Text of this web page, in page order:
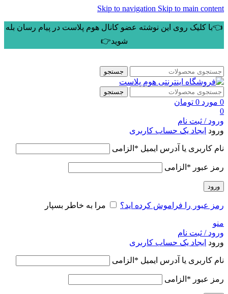
Skip to navigation Skip to main content
👈با کلیک روی این نوشته عضو کانال هوم پلاست در پیام رسان بله
شوید👉
جستجو
جستجو
0 مورد 0 تومان
0
ورود / ثبت نام
ورود ایجاد یک حساب کاربری
نام کاربری یا آدرس ایمیل * الزامی
رمز عبور * الزامی
ورود
رمز عبور را فراموش کرده اید؟ مرا به خاطر بسپار
منو
ورود / ثبت نام
ورود ایجاد یک حساب کاربری
نام کاربری یا آدرس ایمیل * الزامی
رمز عبور * الزامی